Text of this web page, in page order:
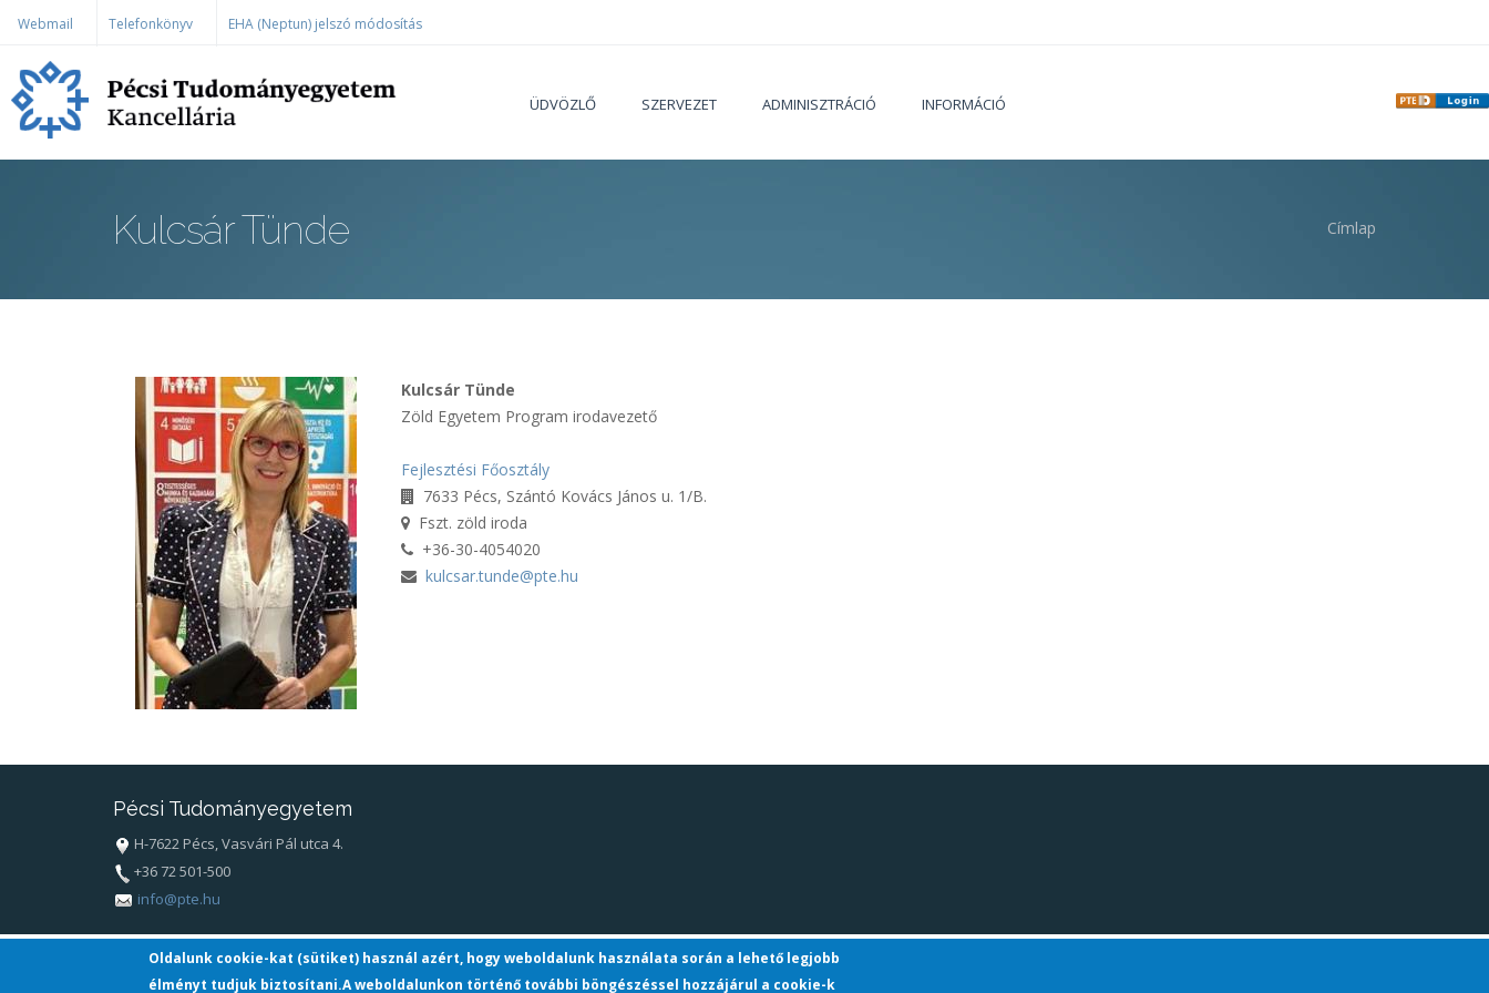
Ugrás a tartalomra
Webmail Telefonkönyv EHA (Neptun) jelszó módosítás
ÜDVÖZLŐ SZERVEZET ADMINISZTRÁCIÓ INFORMÁCIÓ
Kulcsár Tünde Címlap
Kulcsár Tünde
Zöld Egyetem Program irodavezető
Fejlesztési Főosztály
7633 Pécs, Szántó Kovács János u. 1/B.
Fszt. zöld iroda
+36-30-4054020
kulcsar.tunde@pte.hu
Pécsi Tudományegyetem
H-7622 Pécs, Vasvári Pál utca 4.
+36 72 501-500
info@pte.hu
Oldalunk cookie-kat (sütiket) használ azért, hogy weboldalunk használata során a lehető legjobb
élményt tudjuk biztosítani.A weboldalunkon történő további böngészéssel hozzájárul a cookie-k